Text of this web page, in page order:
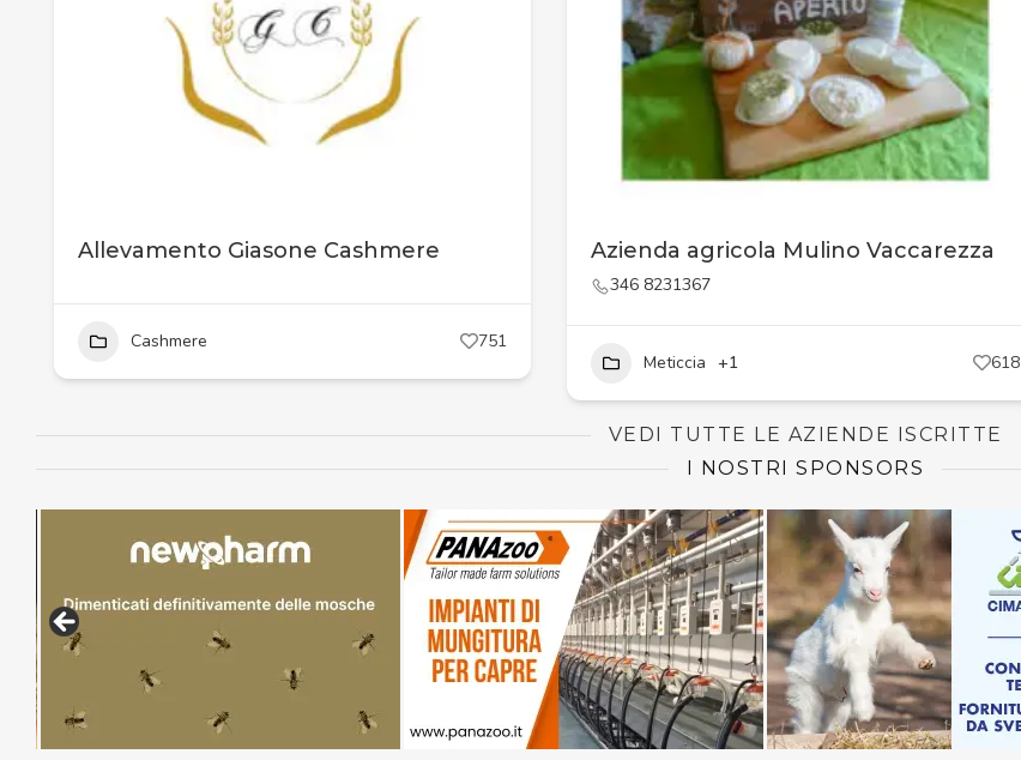
Allevamento Giasone Cashmere
Cashmere 751
Azienda agricola Mulino Vaccarezza
346 8231367
Meticcia +1 618
VEDI TUTTE LE AZIENDE ISCRITTE
I NOSTRI SPONSORS